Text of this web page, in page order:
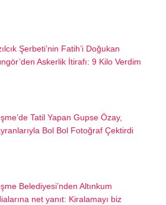
Şerbeti’nin Fatih’i Doğukan
Askerlik İtirafı: 9 Kilo Verdim
Tatil Yapan Gupse Özay,
Bol Bol Fotoğraf Çektirdi
Belediyesi’nden Altınkum
net yanıt: Kiralamayı biz